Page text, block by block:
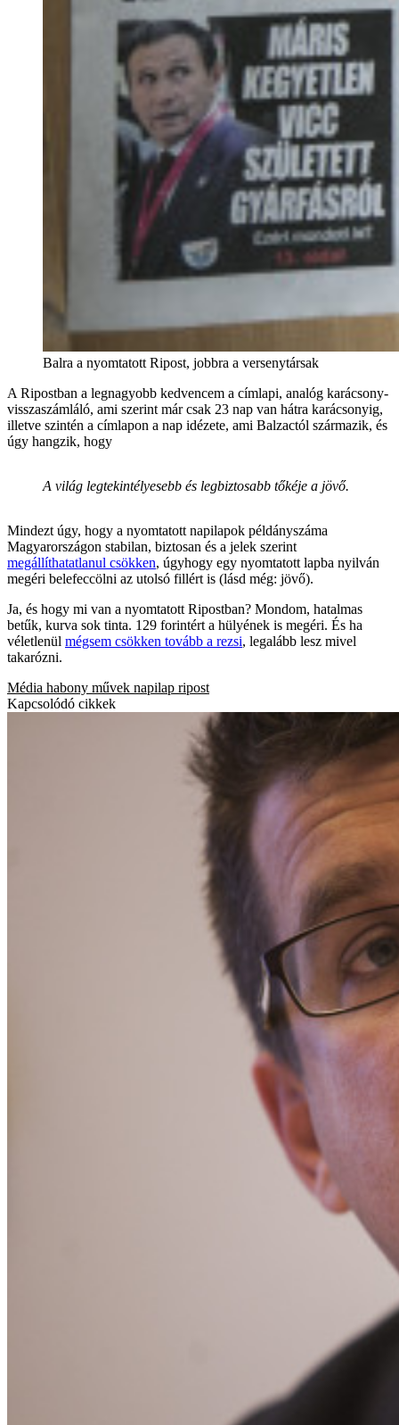
Balra a nyomtatott Ripost, jobbra a versenytársak
A Ripostban a legnagyobb kedvencem a címlapi, analóg karácsony-
visszaszámláló, ami szerint már csak 23 nap van hátra karácsonyig,
illetve szintén a címlapon a nap idézete, ami Balzactól származik, és
úgy hangzik, hogy
A világ legtekintélyesebb és legbiztosabb tőkéje a jövő.
Mindezt úgy, hogy a nyomtatott napilapok példányszáma
Magyarországon stabilan, biztosan és a jelek szerint
megállíthatatlanul csökken, úgyhogy egy nyomtatott lapba nyilván
megéri belefeccölni az utolsó fillért is (lásd még: jövő).
Ja, és hogy mi van a nyomtatott Ripostban? Mondom, hatalmas
betűk, kurva sok tinta. 129 forintért a hülyének is megéri. És ha
véletlenül mégsem csökken tovább a rezsi, legalább lesz mivel
takarózni.
Média habony művek napilap ripost
Kapcsolódó cikkek